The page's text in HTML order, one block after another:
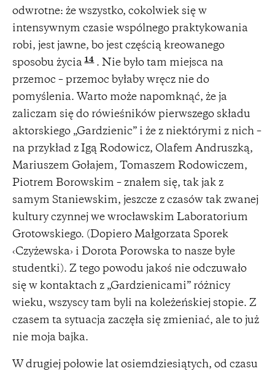
odwrotne: że wszystko, cokolwiek się w
intensywnym czasie wspólnego praktykowania
robi, jest jawne, bo jest częścią kreowanego
sposobu życia 14 . Nie było tam miejsca na
przemoc – przemoc byłaby wręcz nie do
pomyślenia. Warto może napomknąć, że ja
zaliczam się do rówieśników pierwszego składu
aktorskiego „Gardzienic” i że z niektórymi z nich –
na przykład z Igą Rodowicz, Olafem Andruszką,
Mariuszem Gołajem, Tomaszem Rodowiczem,
Piotrem Borowskim – znałem się, tak jak z
samym Staniewskim, jeszcze z czasów tak zwanej
kultury czynnej we wrocławskim Laboratorium
Grotowskiego. (Dopiero Małgorzata Sporek
‹Czyżewska› i Dorota Porowska to nasze byłe
studentki). Z tego powodu jakoś nie odczuwało
się w kontaktach z „Gardzienicami” różnicy
wieku, wszyscy tam byli na koleżeńskiej stopie. Z
czasem ta sytuacja zaczęła się zmieniać, ale to już
nie moja bajka.
W drugiej połowie lat osiemdziesiątych, od czasu